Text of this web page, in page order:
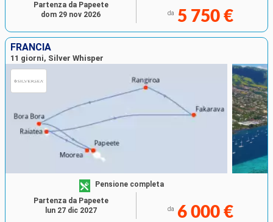
da 5 750 €
Partenza da Papeete
dom 29 nov 2026
FRANCIA
11 giorni, Silver Whisper
Pensione completa
da 6 000 €
Partenza da Papeete
lun 27 dic 2027